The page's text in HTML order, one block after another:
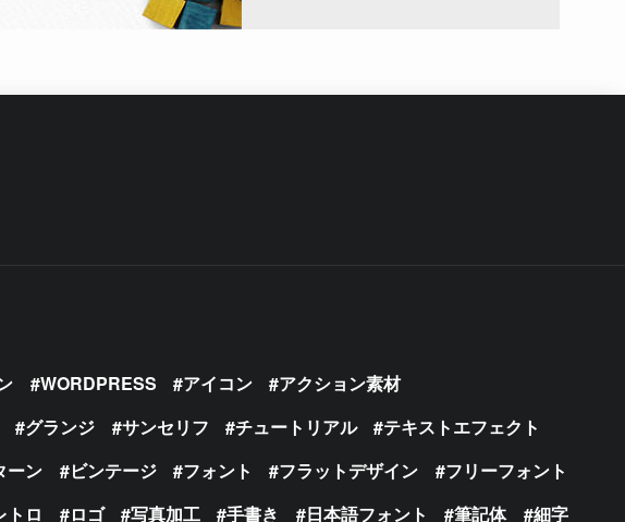
WORDPRESS アイコン
アクション素材
グランジ サンセリフ チュートリアル
テキストエフェクト
ーン ビンテージ フォント フラットデザイン
フリーフォント
トロ ロゴ 写真加工 手書き 日本語フォント 筆記体
細字